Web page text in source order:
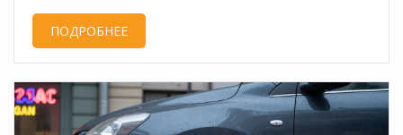
старение, другой - идеал. Разберёмся, как
выбрать правильный для вашего автомобиля.
ПОДРОБНЕЕ